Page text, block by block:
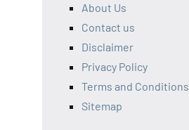
About Us
Contact us
Disclaimer
Privacy Policy
Terms and Conditions
Sitemap